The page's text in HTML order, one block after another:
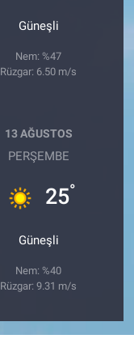
Güneşli
Nem: %47
Rüzgar: 6.50 m/s
13 AĞUSTOS
PERŞEMBE
25°
Güneşli
Nem: %40
Rüzgar: 9.31 m/s